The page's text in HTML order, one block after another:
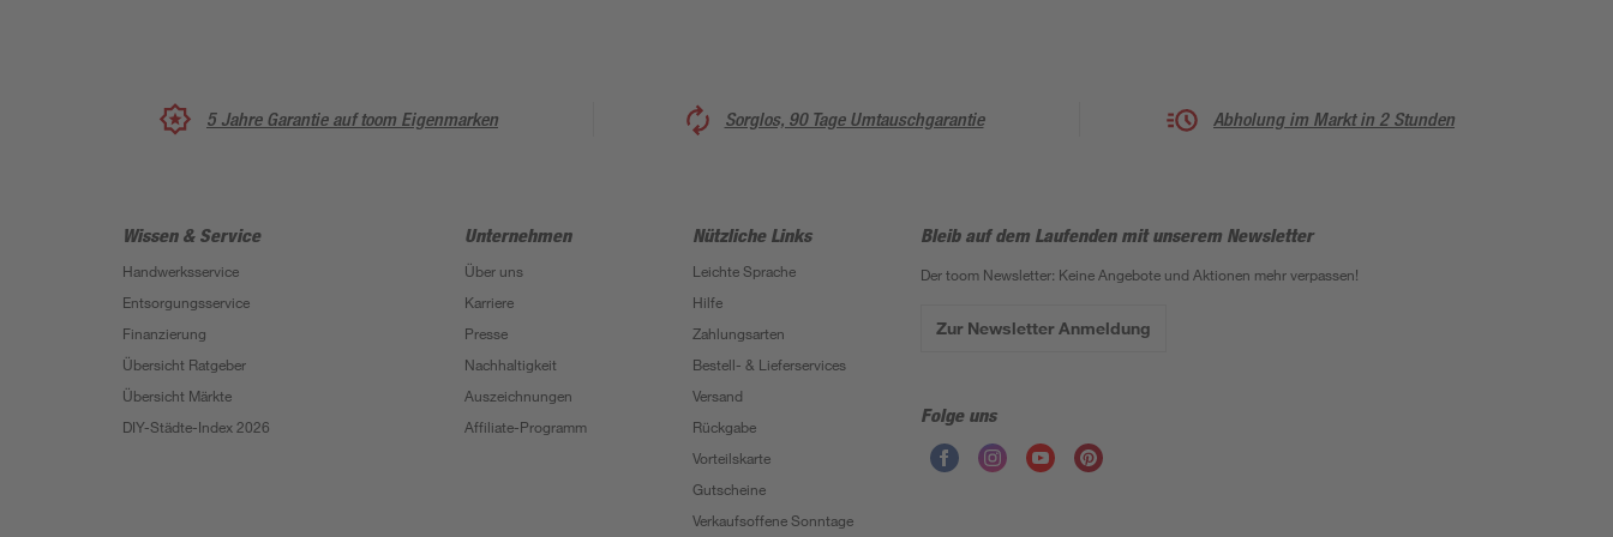
5 Jahre Garantie auf toom Eigenmarken Sorglos, 90 Tage Umtauschgarantie Abholung im Markt in 2 Stunden
Wissen & Service
Handwerksservice
Entsorgungsservice
Finanzierung
Übersicht Ratgeber
Übersicht Märkte
DIY-Städte-Index 2026
Unternehmen
Über uns
Karriere
Presse
Nachhaltigkeit
Auszeichnungen
Affiliate-Programm
Nützliche Links
Leichte Sprache
Hilfe
Zahlungsarten
Bestell- & Lieferservices
Versand
Rückgabe
Vorteilskarte
Gutscheine
Verkaufsoffene Sonntage
Bleib auf dem Laufenden mit unserem Newsletter
Der toom Newsletter: Keine Angebote und Aktionen mehr verpassen!
Zur Newsletter Anmeldung
Folge uns